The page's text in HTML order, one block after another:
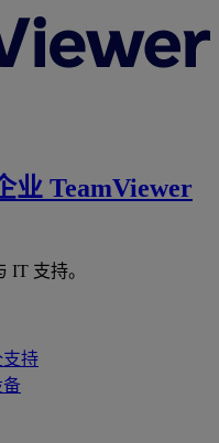
业 TeamViewer
IT 支持。
持
备